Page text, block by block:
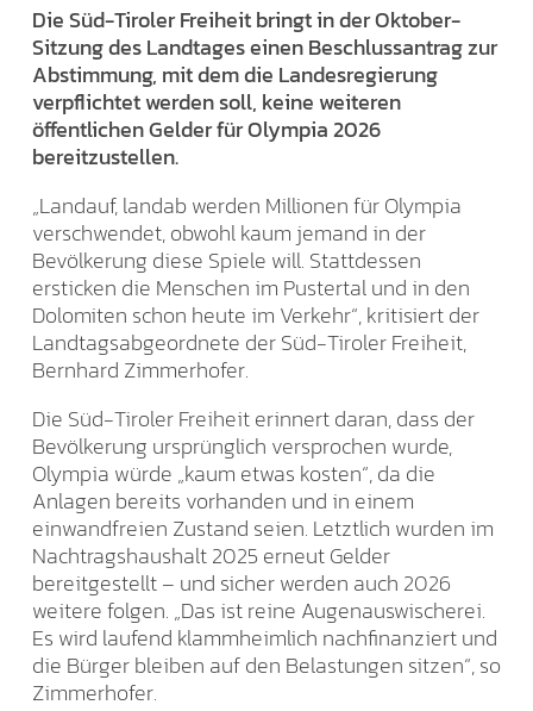
Die Süd-Tiroler Freiheit bringt in der Oktober-
Sitzung des Landtages einen Beschlussantrag zur
Abstimmung, mit dem die Landesregierung
verpflichtet werden soll, keine weiteren
öffentlichen Gelder für Olympia 2026
bereitzustellen.
„Landauf, landab werden Millionen für Olympia
verschwendet, obwohl kaum jemand in der
Bevölkerung diese Spiele will. Stattdessen
ersticken die Menschen im Pustertal und in den
Dolomiten schon heute im Verkehr“, kritisiert der
Landtagsabgeordnete der Süd-Tiroler Freiheit,
Bernhard Zimmerhofer.
Die Süd-Tiroler Freiheit erinnert daran, dass der
Bevölkerung ursprünglich versprochen wurde,
Olympia würde „kaum etwas kosten“, da die
Anlagen bereits vorhanden und in einem
einwandfreien Zustand seien. Letztlich wurden im
Nachtragshaushalt 2025 erneut Gelder
bereitgestellt – und sicher werden auch 2026
weitere folgen. „Das ist reine Augenauswischerei.
Es wird laufend klammheimlich nachfinanziert und
die Bürger bleiben auf den Belastungen sitzen“, so
Zimmerhofer.